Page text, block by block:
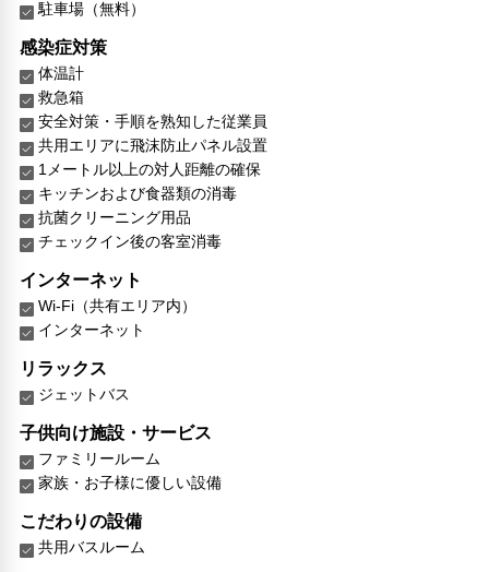
駐車場（無料）
感染症対策
体温計
救急箱
安全対策・手順を熟知した従業員
共用エリアに飛沫防止パネル設置
1メートル以上の対人距離の確保
キッチンおよび食器類の消毒
抗菌クリーニング用品
チェックイン後の客室消毒
インターネット
Wi-Fi（共有エリア内）
インターネット
リラックス
ジェットバス
子供向け施設・サービス
ファミリールーム
家族・お子様に優しい設備
こだわりの設備
共用バスルーム